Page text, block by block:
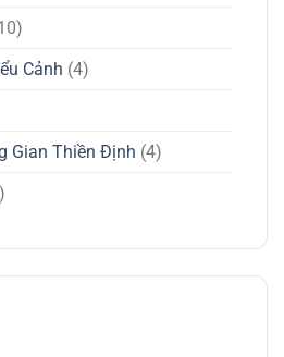
Cảnh (4)
Gian Thiền Định (4)